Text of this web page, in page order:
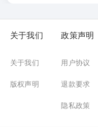
关于我们
关于我们
版权声明
政策声明
用户协议
退款要求
隐私政策